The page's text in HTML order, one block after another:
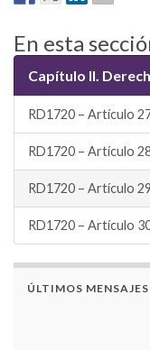
En esta
Capítulo II.
RD1720 – Artículo
RD1720 – Artículo
RD1720 – Artículo
RD1720 – Artículo
ÚLTIMOS MENSAJES